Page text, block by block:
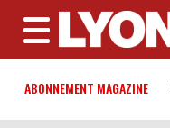
MENU
ABONNEMENT MAGAZINE